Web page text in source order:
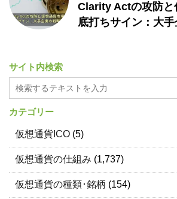
Clarity Actの攻防と
底打ちサイン：大
サイト内検索
カテゴリー
仮想通貨ICO (5)
仮想通貨の仕組み (1,737)
仮想通貨の種類･銘柄 (154)